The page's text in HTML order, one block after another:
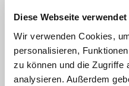
Diese Webseite
Wir verwenden Cookies,
personalisieren,
zu können und die Zugriffe
analysieren. Außerdem
Hausanschrift
Heinrich-Heine-